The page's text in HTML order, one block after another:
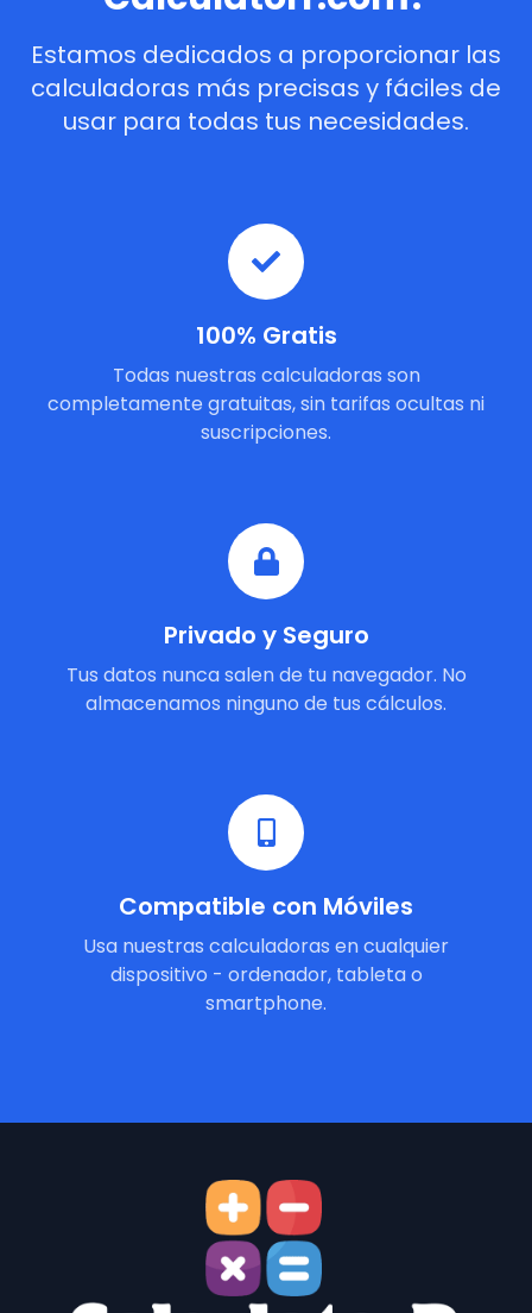
Estamos dedicados a proporcionar las
calculadoras más precisas y fáciles de
usar para todas tus necesidades.
100% Gratis
Todas nuestras calculadoras son
completamente gratuitas, sin tarifas ocultas ni
suscripciones.
Privado y Seguro
Tus datos nunca salen de tu navegador. No
almacenamos ninguno de tus cálculos.
Compatible con Móviles
Usa nuestras calculadoras en cualquier
dispositivo - ordenador, tableta o
smartphone.